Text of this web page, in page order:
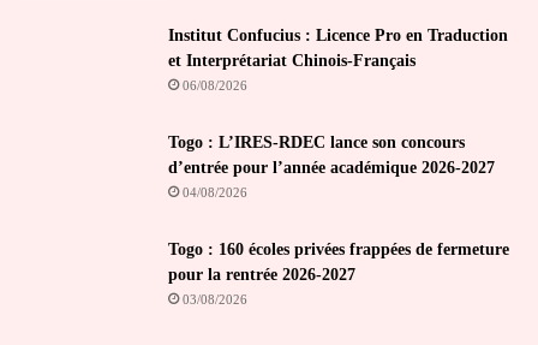
Institut Confucius : Licence Pro en Traduction
et Interprétariat Chinois-Français
06/08/2026
Togo : L’IRES-RDEC lance son concours
d’entrée pour l’année académique 2026-2027
04/08/2026
Togo : 160 écoles privées frappées de fermeture
pour la rentrée 2026-2027
03/08/2026